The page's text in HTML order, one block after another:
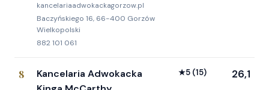
kancelariaadwokackagorzow.pl
Baczyńskiego 16, 66-400 Gorzów
Wielkopolski
882 101 061
8
Kancelaria Adwokacka
★5 (15) 26,1